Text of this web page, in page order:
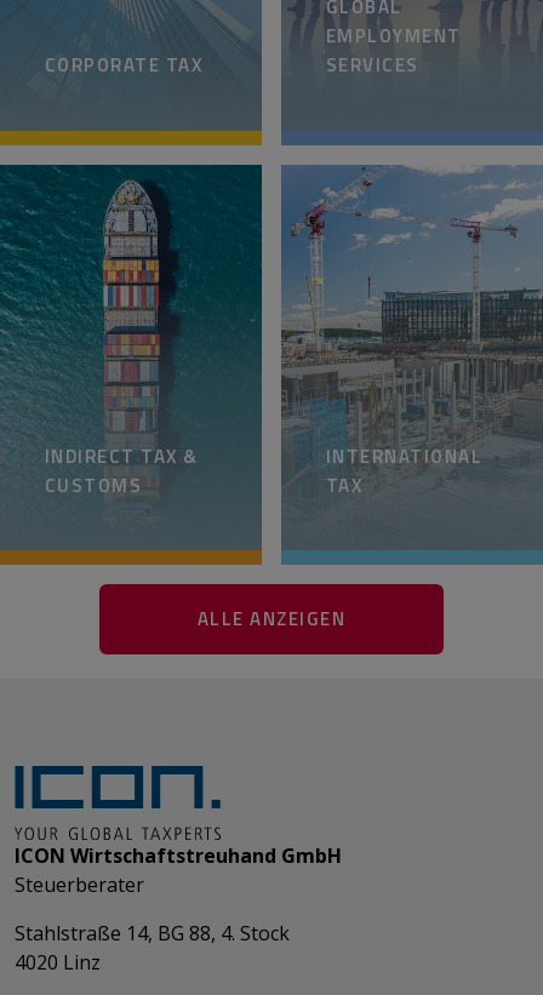
CORPORATE TAX
GLOBAL
EMPLOYMENT
SERVICES
INDIRECT TAX &
CUSTOMS
INTERNATIONAL
TAX
ALLE ANZEIGEN
ICON Wirtschaftstreuhand GmbH
Steuerberater
Stahlstraße 14, BG 88, 4. Stock
4020 Linz